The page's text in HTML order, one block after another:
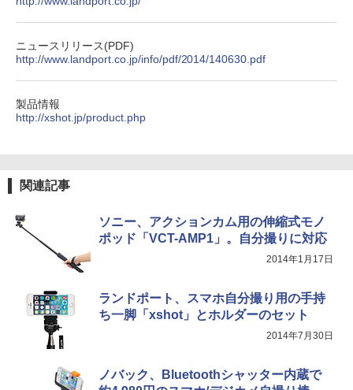
ニュースリリース(PDF)
http://www.landport.co.jp/info/pdf/2014/140630.pdf
製品情報
http://xshot.jp/product.php
関連記事
ソニー、アクションカム用の伸縮式モノ
ポッド「VCT-AMP1」。自分撮りに対応
2014年1月17日
ランドポート、スマホ自分撮り用の手持
ち一脚「xshot」とホルダーのセット
2014年7月30日
ノバック、Bluetoothシャッター内蔵で